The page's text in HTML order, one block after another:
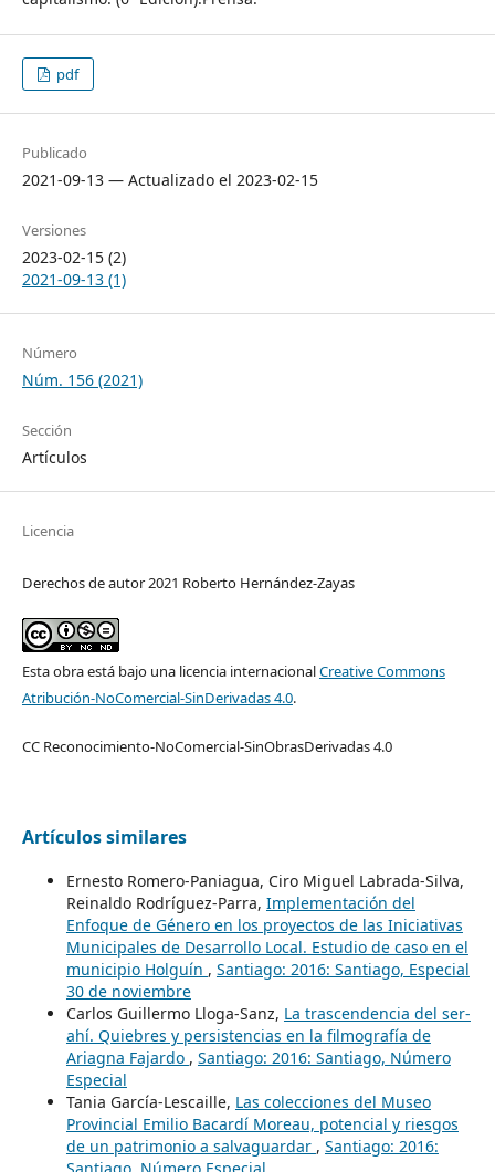
pdf
Publicado
2021-09-13 — Actualizado el 2023-02-15
Versiones
2023-02-15 (2)
2021-09-13 (1)
Número
Núm. 156 (2021)
Sección
Artículos
Licencia
Derechos de autor 2021 Roberto Hernández-Zayas
Esta obra está bajo una licencia internacionalCreative Commons
Atribución-NoComercial-SinDerivadas 4.0.
CC Reconocimiento-NoComercial-SinObrasDerivadas 4.0
Artículos similares
Ernesto Romero-Paniagua, Ciro Miguel Labrada-Silva,
Reinaldo Rodríguez-Parra, Implementación del
Enfoque de Género en los proyectos de las Iniciativas
Municipales de Desarrollo Local. Estudio de caso en el
municipio Holguín , Santiago: 2016: Santiago, Especial
30 de noviembre
Carlos Guillermo Lloga-Sanz, La trascendencia del ser-
ahí. Quiebres y persistencias en la filmografía de
Ariagna Fajardo , Santiago: 2016: Santiago, Número
Especial
Tania García-Lescaille, Las colecciones del Museo
Provincial Emilio Bacardí Moreau, potencial y riesgos
de un patrimonio a salvaguardar , Santiago: 2016: